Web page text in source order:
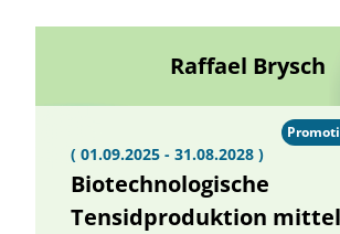
Raffael Brysch
( 01.09.2025 - 31.08.2028 )
Biotechnologische
Tensidproduktion